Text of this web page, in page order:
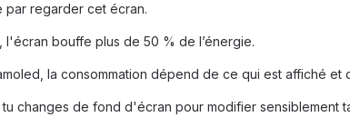
par regarder cet écran.
l'écran bouffe plus de 50 % de l’énergie.
la consommation dépend de ce qui est affiché et
tu changes de fond d'écran pour modifier sensiblement